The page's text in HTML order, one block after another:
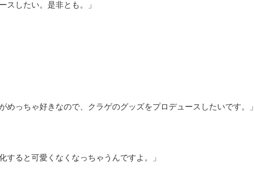
したい。是非とも。」
っちゃ好きなので、クラゲのグッズをプロデュースしたいです。」
ると可愛くなくなっちゃうんですよ。」